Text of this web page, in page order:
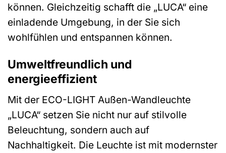
können. Gleichzeitig schafft die „LUCA“ eine
einladende Umgebung, in der Sie sich
wohlfühlen und entspannen können.
Umweltfreundlich und
energieeffizient
Mit der ECO-LIGHT Außen-Wandleuchte
„LUCA“ setzen Sie nicht nur auf stilvolle
Beleuchtung, sondern auch auf
Nachhaltigkeit. Die Leuchte ist mit modernster